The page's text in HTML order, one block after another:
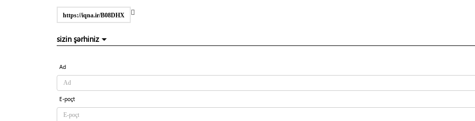
https://iqna.ir/B08DHX
sizin şərhiniz
Ad
E-poçt